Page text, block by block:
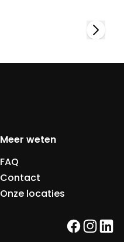
Meer weten
FAQ
Contact
Onze locaties
facebook